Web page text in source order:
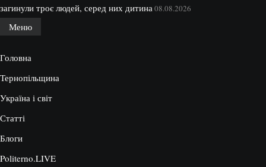
загинули троє людей, серед них дитина 08.08.2026
Меню
Головна
Тернопільщина
Україна і світ
Статті
Блоги
Politerno.LIVE